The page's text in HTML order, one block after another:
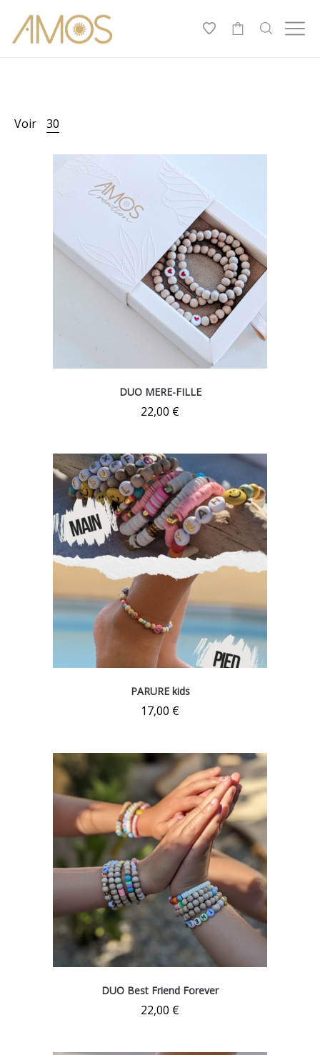
Voir 30
DUO MERE-FILLE
22,00 €
PARURE kids
17,00 €
DUO Best Friend Forever
22,00 €